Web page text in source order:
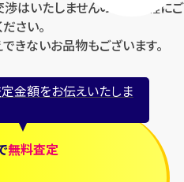
はいたしませんのでお気軽にご
さい。
きないお品物もございます。
金額をお伝えいたしま
無料査定